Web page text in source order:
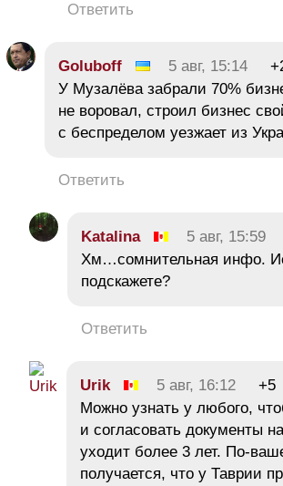
Ответить
Goluboff 5 авг, 15:14
У Музалёва забрали 70%
не воровал, строил бизнес
с беспределом уезжает из
Ответить
Katalina 5 авг, 15:59
Хм…сомнительная инфо.
подскажете?
Ответить
Urik 5 авг, 16:12
+5
Можно узнать у любого,
и согласовать документы
уходит более 3 лет. По-
получается, что у Таврии